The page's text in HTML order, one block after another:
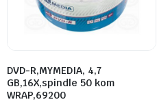
DVD-R,MYMEDIA, 4,7
GB,16X,spindle 50 kom
WRAP,69200